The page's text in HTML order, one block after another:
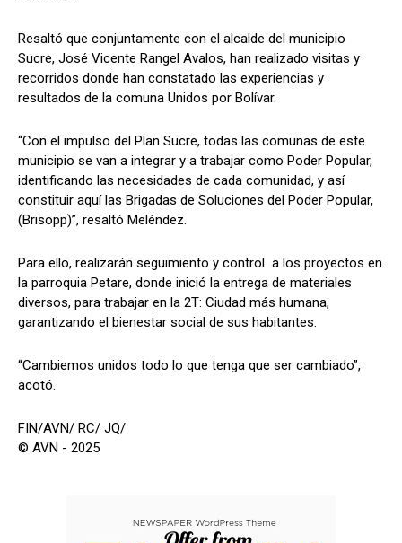
Resaltó que conjuntamente con el alcalde del municipio
Sucre, José Vicente Rangel Avalos, han realizado visitas y
recorridos donde han constatado las experiencias y
resultados de la comuna Unidos por Bolívar.
“Con el impulso del Plan Sucre, todas las comunas de este
municipio se van a integrar y a trabajar como Poder Popular,
identificando las necesidades de cada comunidad, y así
constituir aquí las Brigadas de Soluciones del Poder Popular,
(Brisopp)”, resaltó Meléndez.
Para ello, realizarán seguimiento y control a los proyectos en
la parroquia Petare, donde inició la entrega de materiales
diversos, para trabajar en la 2T: Ciudad más humana,
garantizando el bienestar social de sus habitantes.
“Cambiemos unidos todo lo que tenga que ser cambiado”,
acotó.
FIN/AVN/ RC/ JQ/
© AVN - 2025